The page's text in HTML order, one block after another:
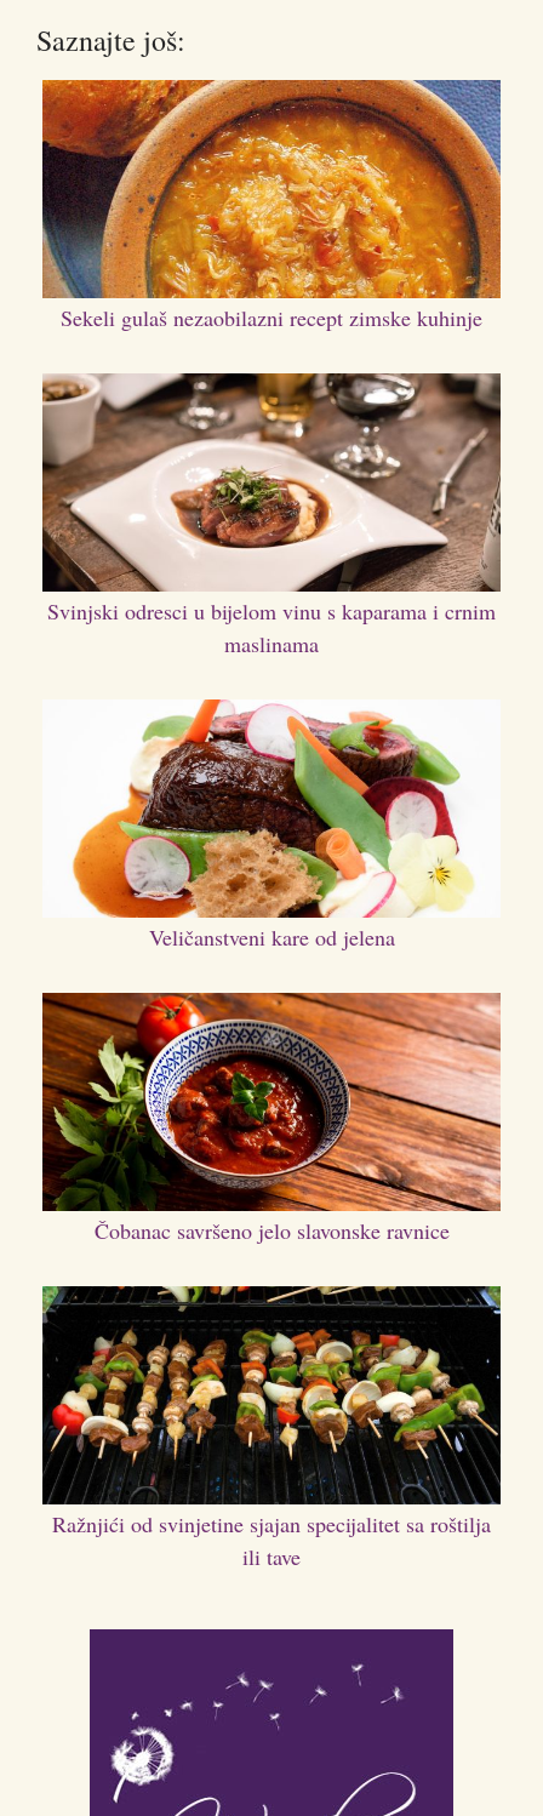
Saznajte još:
Sekeli gulaš nezaobilazni recept zimske kuhinje
Svinjski odresci u bijelom vinu s kaparama i crnim
maslinama
Veličanstveni kare od jelena
Čobanac savršeno jelo slavonske ravnice
Ražnjići od svinjetine sjajan specijalitet sa roštilja
ili tave